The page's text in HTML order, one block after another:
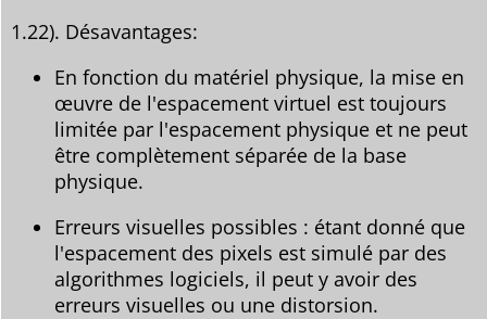
1.22). Désavantages:
En fonction du matériel physique, la mise en
œuvre de l'espacement virtuel est toujours
limitée par l'espacement physique et ne peut
être complètement séparée de la base
physique.
Erreurs visuelles possibles : étant donné que
l'espacement des pixels est simulé par des
algorithmes logiciels, il peut y avoir des
erreurs visuelles ou une distorsion.